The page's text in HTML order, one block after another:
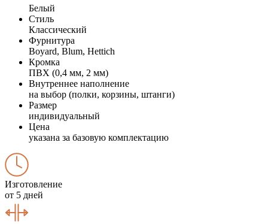
Белый
Стиль
Классический
Фурнитура
Boyard, Blum, Hettich
Кромка
ПВХ (0,4 мм, 2 мм)
Внутреннее наполнение
на выбор (полки, корзины, штанги)
Размер
индивидуальный
Цена
указана за базовую комплектацию
Изготовление
от 5 дней